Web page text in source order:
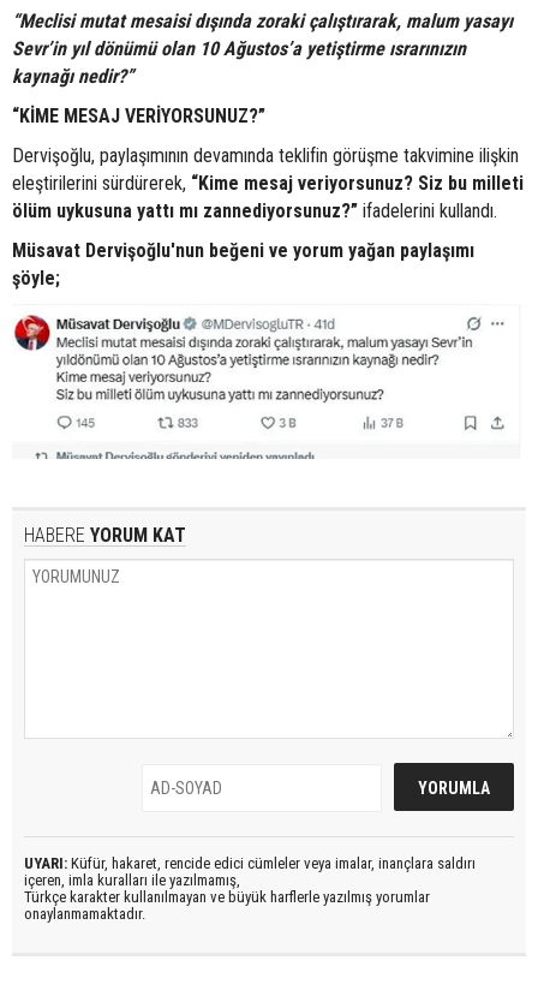
“Meclisi mutat mesaisi dışında zoraki çalıştırarak, malum yasayı
Sevr’in yıl dönümü olan 10 Ağustos’a yetiştirme ısrarınızın
kaynağı nedir?”
“KİME MESAJ VERİYORSUNUZ?”
Dervişoğlu, paylaşımının devamında teklifin görüşme takvimine ilişkin
eleştirilerini sürdürerek, “Kime mesaj veriyorsunuz? Siz bu milleti
ölüm uykusuna yattı mı zannediyorsunuz?” ifadelerini kullandı.
Müsavat Dervişoğlu'nun beğeni ve yorum yağan paylaşımı
şöyle;
HABERE YORUM KAT
UYARI: Küfür, hakaret, rencide edici cümleler veya imalar, inançlara saldırı
içeren, imla kuralları ile yazılmamış,
Türkçe karakter kullanılmayan ve büyük harflerle yazılmış yorumlar
onaylanmamaktadır.